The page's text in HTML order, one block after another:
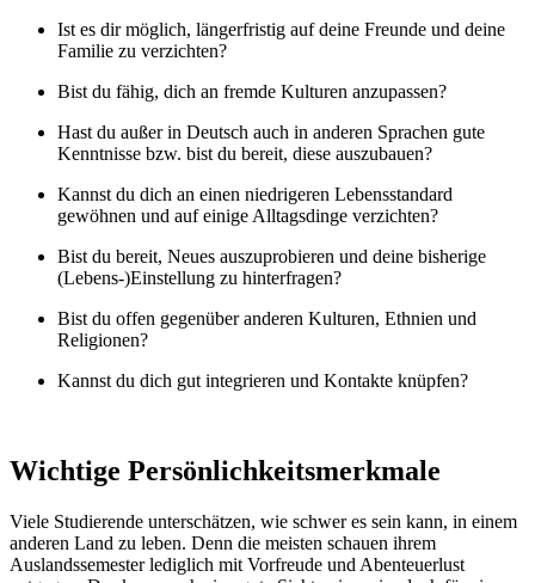
Ist es dir möglich, längerfristig auf deine Freunde und deine
Familie zu verzichten?
Bist du fähig, dich an fremde Kulturen anzupassen?
Hast du außer in Deutsch auch in anderen Sprachen gute
Kenntnisse bzw. bist du bereit, diese auszubauen?
Kannst du dich an einen niedrigeren Lebensstandard
gewöhnen und auf einige Alltagsdinge verzichten?
Bist du bereit, Neues auszuprobieren und deine bisherige
(Lebens-)Einstellung zu hinterfragen?
Bist du offen gegenüber anderen Kulturen, Ethnien und
Religionen?
Kannst du dich gut integrieren und Kontakte knüpfen?
Wichtige Persönlichkeitsmerkmale
Viele Studierende unterschätzen, wie schwer es sein kann, in einem
anderen Land zu leben. Denn die meisten schauen ihrem
Auslandssemester lediglich mit Vorfreude und Abenteuerlust